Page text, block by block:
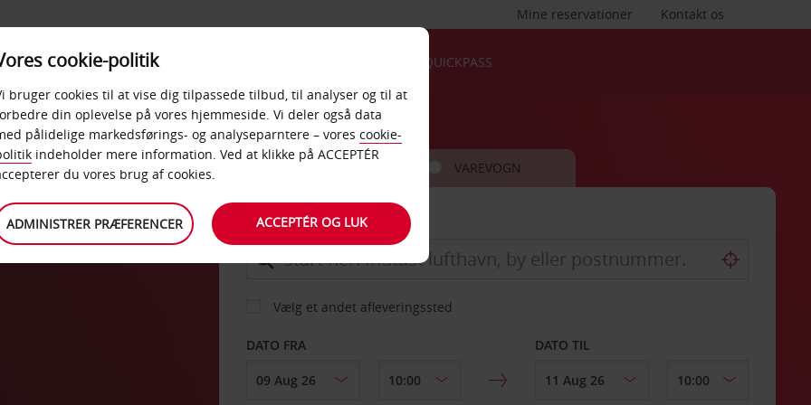
Kontakt os
Mine reservationer
PRODUKTER &
KONTORER
QUICKPASS
BIL VAREVOGN
AFHENT FRA
Vælg et andet afleveringssted
DATO FRA DATO TIL
cookie-politik
bruger cookies til at vise dig tilpassede tilbud, til analyser og til at
din oplevelse på vores hjemmeside. Vi deler også data
pålidelige markedsførings- og analyseparntere – vores cookie-
indeholder mere information. Ved at klikke på ACCEPTÉR
du vores brug af cookies.
ADMINISTRER PRÆFERENCER ACCEPTÉR OG LUK